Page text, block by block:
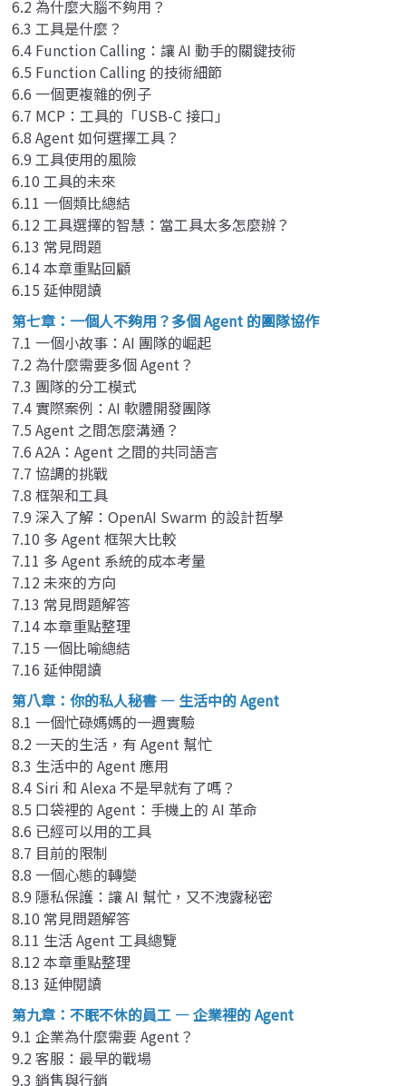
6.2 為什麼大腦不夠用？
6.3 工具是什麼？
6.4 Function Calling：讓 AI 動手的關鍵技術
6.5 Function Calling 的技術細節
6.6 一個更複雜的例子
6.7 MCP：工具的「USB-C 接口」
6.8 Agent 如何選擇工具？
6.9 工具使用的風險
6.10 工具的未來
6.11 一個類比總結
6.12 工具選擇的智慧：當工具太多怎麼辦？
6.13 常見問題
6.14 本章重點回顧
6.15 延伸閱讀
第七章：一個人不夠用？多個 Agent 的團隊協作
7.1 一個小故事：AI 團隊的崛起
7.2 為什麼需要多個 Agent？
7.3 團隊的分工模式
7.4 實際案例：AI 軟體開發團隊
7.5 Agent 之間怎麼溝通？
7.6 A2A：Agent 之間的共同語言
7.7 協調的挑戰
7.8 框架和工具
7.9 深入了解：OpenAI Swarm 的設計哲學
7.10 多 Agent 框架大比較
7.11 多 Agent 系統的成本考量
7.12 未來的方向
7.13 常見問題解答
7.14 本章重點整理
7.15 一個比喻總結
7.16 延伸閱讀
第八章：你的私人秘書 — 生活中的 Agent
8.1 一個忙碌媽媽的一週實驗
8.2 一天的生活，有 Agent 幫忙
8.3 生活中的 Agent 應用
8.4 Siri 和 Alexa 不是早就有了嗎？
8.5 口袋裡的 Agent：手機上的 AI 革命
8.6 已經可以用的工具
8.7 目前的限制
8.8 一個心態的轉變
8.9 隱私保護：讓 AI 幫忙，又不洩露秘密
8.10 常見問題解答
8.11 生活 Agent 工具總覽
8.12 本章重點整理
8.13 延伸閱讀
第九章：不眠不休的員工 — 企業裡的 Agent
9.1 企業為什麼需要 Agent？
9.2 客服：最早的戰場
9.3 銷售與行銷